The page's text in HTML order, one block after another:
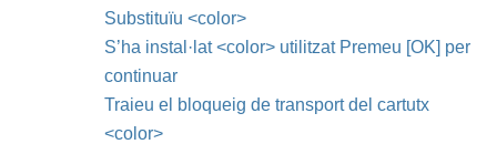
Substituïu <color>
S’ha instal·lat <color> utilitzat Premeu [OK] per
continuar
Traieu el bloqueig de transport del cartutx
<color>